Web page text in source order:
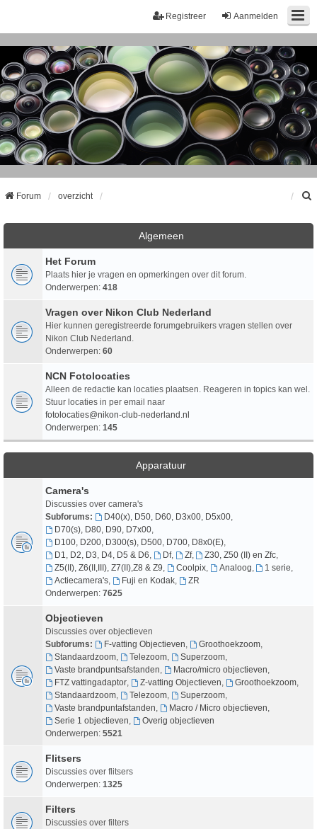
Aanmelden
Registreer
Forum overzicht
Algemeen
Het Forum
Plaats hier je vragen en opmerkingen over dit forum.
Onderwerpen: 418
Vragen over Nikon Club Nederland
Hier kunnen geregistreerde forumgebruikers vragen stellen over
Nikon Club Nederland.
Onderwerpen: 60
NCN Fotolocaties
Alleen de redactie kan locaties plaatsen. Reageren in topics kan wel.
Stuur locaties in per email naar
fotolocaties@nikon-club-nederland.nl
Onderwerpen: 145
Apparatuur
Camera's
Discussies over camera's
Subforums:
D40(x), D50, D60, D3x00, D5x00,
D70(s), D80, D90, D7x00,
D100, D200, D300(s), D500, D700, D8x0(E),
D1, D2, D3, D4, D5 & D6
Df, Zf, Z30, Z50 (II) en Zfc
Z5(II), Z6(II,III), Z7(II),Z8 & Z9
Coolpix, Analoog 1 serie
Actiecamera's, Fuji en Kodak,
ZR
Onderwerpen: 7625
Objectieven
Discussies over objectieven
Subforums:
F-vatting Objectieven Groothoekzoom,
Standaardzoom, Telezoom, Superzoom,
Vaste brandpuntsafstanden
Macro/micro objectieven
FTZ vattingadaptor, Z-vatting Objectieven Groothoekzoom,
Standaardzoom, Telezoom, Superzoom,
Vaste brandpuntafstanden
Macro / Micro objectieven
Serie 1 objectieven
Overig objectieven
Onderwerpen: 5521
Flitsers
Discussies over flitsers
Onderwerpen: 1325
Filters
Discussies over filters